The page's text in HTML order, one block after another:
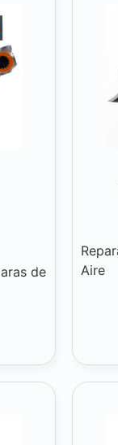
de
Aire